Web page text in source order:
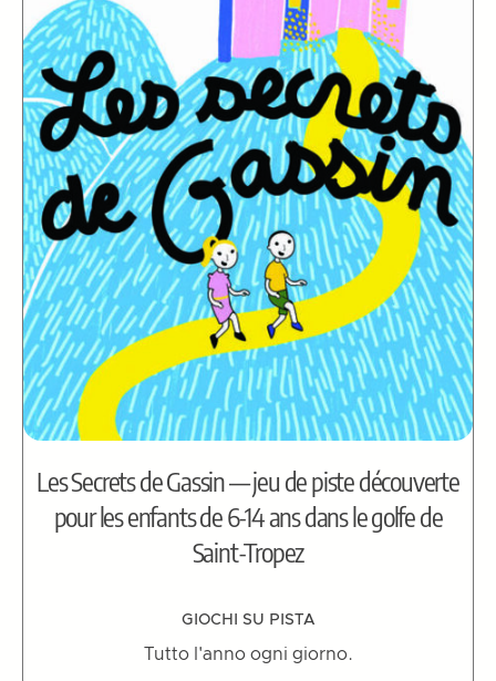
Les Secrets de Gassin — jeu de piste découverte
pour les enfants de 6-14 ans dans le golfe de
Saint-Tropez
GIOCHI SU PISTA
Tutto l'anno ogni giorno.